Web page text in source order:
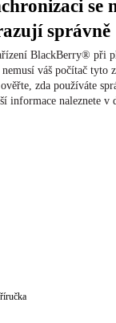
se
správně
BlackBerry® při
nemusí váš počítač tyto
zda používáte
informace naleznete v